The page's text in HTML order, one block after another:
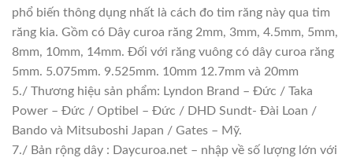
phổ biến thông dụng nhất là cách đo tim răng này qua tim
răng kia. Gồm có Dây curoa răng 2mm, 3mm, 4.5mm, 5mm,
8mm, 10mm, 14mm. Đối với răng vuông có dây curoa răng
5mm. 5.075mm. 9.525mm. 10mm 12.7mm và 20mm
5./ Thương hiệu sản phẩm: Lyndon Brand – Đức / Taka
Power – Đức / Optibel – Đức / DHD Sundt- Đài Loan /
Bando và Mitsuboshi Japan / Gates – Mỹ.
7./ Bản rộng dây : Daycuroa.net – nhập về số lượng lớn với